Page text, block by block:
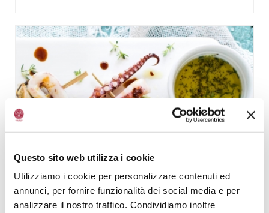
Questo sito web utilizza i cookie
Utilizziamo i cookie per personalizzare contenuti ed
annunci, per fornire funzionalità dei social media e per
analizzare il nostro traffico. Condividiamo inoltre